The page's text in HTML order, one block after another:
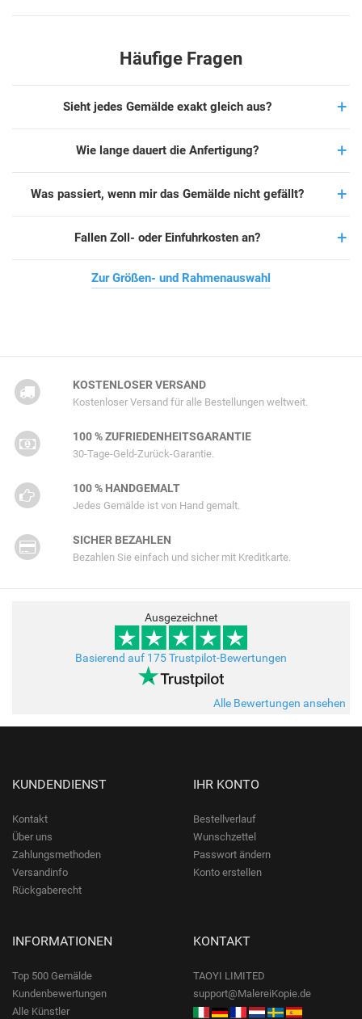
Häufige Fragen
Sieht jedes Gemälde exakt gleich aus?
Wie lange dauert die Anfertigung?
Was passiert, wenn mir das Gemälde nicht gefällt?
Fallen Zoll- oder Einfuhrkosten an?
Zur Größen- und Rahmenauswahl
KOSTENLOSER VERSAND
Kostenloser Versand für alle Bestellungen weltweit.
100 % ZUFRIEDENHEITSGARANTIE
30-Tage-Geld-Zurück-Garantie.
100 % HANDGEMALT
Jedes Gemälde ist von Hand gemalt.
SICHER BEZAHLEN
Bezahlen Sie einfach und sicher mit Kreditkarte.
Ausgezeichnet
Basierend auf 175 Trustpilot-Bewertungen
Alle Bewertungen ansehen
KUNDENDIENST
Kontakt
Über uns
Zahlungsmethoden
Versandinfo
Rückgaberecht
IHR KONTO
Bestellverlauf
Wunschzettel
Passwort ändern
Konto erstellen
INFORMATIONEN
Top 500 Gemälde
Kundenbewertungen
Alle Künstler
KONTAKT
TAOYI LIMITED
support@MalereiKopie.de